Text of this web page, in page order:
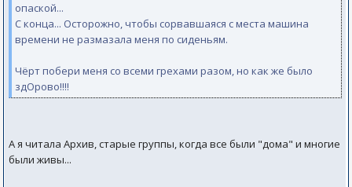
опаской...
С конца... Осторожно, чтобы сорвавшаяся с места машина
времени не размазала меня по сиденьям.
Чёрт побери меня со всеми грехами разом, но как же было
здОрово!!!!
А я читала Архив, старые группы, когда все были "дома" и многие
были живы...